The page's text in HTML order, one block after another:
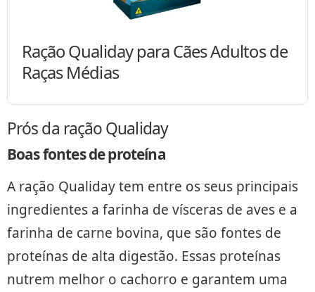
Ração Qualiday para Cães Adultos de
Raças Médias
Prós da ração Qualiday
Boas fontes de proteína
A ração Qualiday tem entre os seus principais
ingredientes a farinha de vísceras de aves e a
farinha de carne bovina, que são fontes de
proteínas de alta digestão. Essas proteínas
nutrem melhor o cachorro e garantem uma